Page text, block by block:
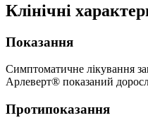
Клінічні
Показання
Симптоматичне лікування
Арлеверт® показаний
Протипоказання